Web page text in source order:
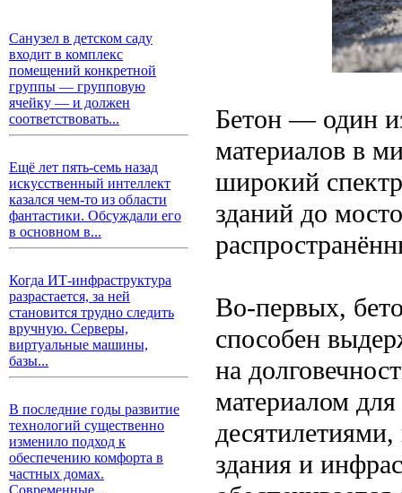
Санузел в детском саду
входит в комплекс
помещений конкретной
группы — групповую
ячейку — и должен
соответствовать...
Ещё лет пять-семь назад
искусственный интеллект
казался чем-то из области
фантастики. Обсуждали его
в основном в...
Когда ИТ-инфраструктура
разрастается, за ней
становится трудно следить
вручную. Серверы,
виртуальные машины,
базы...
В последние годы развитие
технологий существенно
изменило подход к
обеспечению комфорта в
частных домах.
Современные...
Бетон — один
материалов в
широкий
зданий до
Во-первых,
способен
на
материалом
здания и